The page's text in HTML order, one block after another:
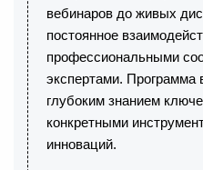
вебинаров до живых
постоянное
профессиональными
экспертами. Программа
глубоким знанием
конкретными
инноваций.